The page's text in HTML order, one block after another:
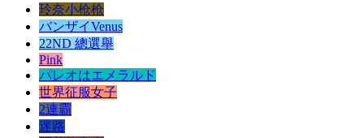
玲奈小枪枪
バンザイVenus
22ND 總選舉
Pink
パレオはエメラルド
世界征服女子
2連霸
迷路